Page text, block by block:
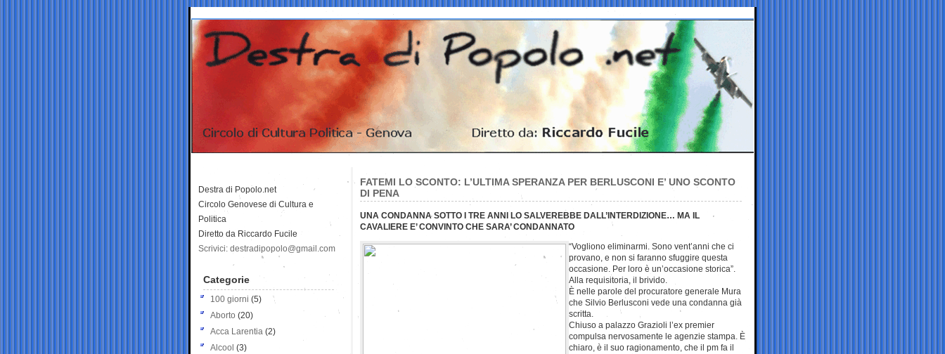
FATEMI LO SCONTO: L’ULTIMA SPERANZA PER BERLUSCONI E’ UNO SCONTO
DI PENA
UNA CONDANNA SOTTO I TRE ANNI LO SALVEREBBE DALL’INTERDIZIONE… MA IL
CAVALIERE E’ CONVINTO CHE SARA’ CONDANNATO
“Vogliono eliminarmi. Sono vent’anni che ci
provano, e non si faranno sfuggire questa
occasione. Per loro è un’occasione storica”.
Alla requisitoria, il brivido.
È nelle parole del procuratore generale Mura
che Silvio Berlusconi vede una condanna già
scritta.
Chiuso a palazzo Grazioli l’ex premier
compulsa nervosamente le agenzie stampa. È
chiaro, è il suo ragionamento, che il pm fa il
Destra di Popolo.net
Circolo Genovese di Cultura e
Politica
Diretto da Riccardo Fucile
Scrivici: destradipopolo@gmail.com
Categorie
100 giorni (5)
Aborto (20)
Acca Larentia (2)
Alcool (3)